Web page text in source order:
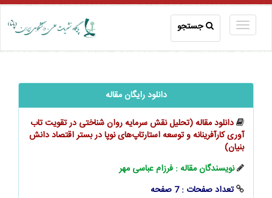
جستجو
دانلود رایگان مقاله
دانلود مقاله (تحلیل نقش سرمایه روان‌ شناختی در تقویت تاب‌
آوری کارآفرینانه و توسعه استارتاپ‌های نوپا در بستر اقتصاد دانش
بنیان)
نویسندگان مقاله : فرزام عباسی مهر
تعداد صفحات : 7 صفحه